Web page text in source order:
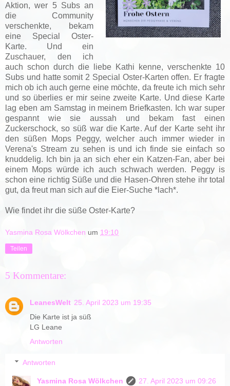
Aktion, wer 5 Subs an
die Community
verschenkte, bekam
eine Special Oster-
Karte. Und ein
Zuschauer, den ich
auch schon durch die liebe Kathi kenne, verschenkte 10
Subs und hatte somit 2 Special Oster-Karten offen. Er fragte
mich ob ich auch gerne eine möchte, da freute ich mich sehr
und so überlies er mir seine zweite Karte. Und diese Karte
lag eben am Samstag in meinem Briefkasten. Ich war super
gespannt wie sie aussah und bekam fast einen
Zuckerschock, so süß war die Karte. Auf der Karte seht ihr
den süßen Mops Peggy, welcher auch immer wieder in
Verena's Stream zu sehen is und ich finde sie einfach so
knuddelig. Ich bin ja an sich eher ein Katzen-Fan, aber bei
einem Mops würde ich auch schwach werden. Peggy is
schon eine richtig Süße und die Hasen-Ohren stehe ihr total
gut, da freut man sich auf die Eier-Suche *lach*.
Wie findet ihr die süße Oster-Karte?
Yasmina Rosa Wölkchen um 19:10
Teilen
5 Kommentare:
LeanesWelt 25. April 2023 um 19:35
Die Karte ist ja süß
LG Leane
Antworten
Antworten
Yasmina Rosa Wölkchen
27. April 2023 um 09:26